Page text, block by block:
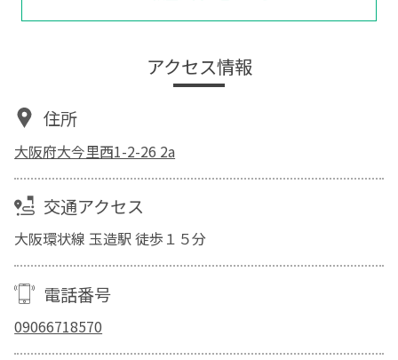
アクセス情報
住所
大阪府大今里西1-2-26 2a
交通アクセス
大阪環状線 玉造駅 徒歩１５分
電話番号
09066718570